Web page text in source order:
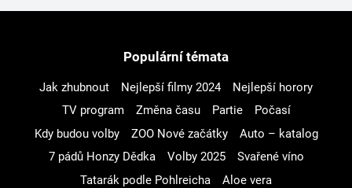
Populární témata
Jak zhubnout Nejlepší filmy 2024
Nejlepší horory
TV program
Změna času Partie
Počasí
Kdy budou volby
ZOO Nové začátky
Auto – katalog
7 pádů Honzy Dědka
Volby 2025
Svařené víno
Tatarák podle Pohlreicha
Aloe vera